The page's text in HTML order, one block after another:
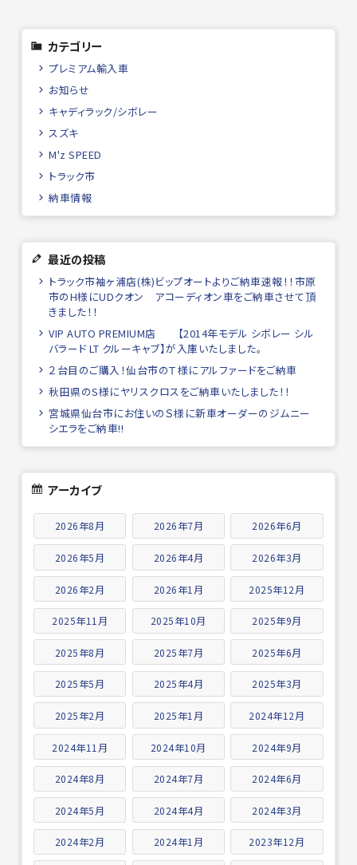
カテゴリー
プレミアム輸入車
お知らせ
キャディラック/シボレー
スズキ
M'z SPEED
トラック市
納車情報
最近の投稿
トラック市袖ヶ浦店(株)ビップオートよりご納車速報！！市原
市のH様にUDクオン アコーディオン車をご納車させて頂
きました！！
VIP AUTO PREMIUM店 【2014年モデル シボレー シル
バラード LT クルーキャブ】が入庫いたしました。
２台目のご購入！仙台市のＴ様にアルファードをご納車
秋田県のS様にヤリスクロスをご納車いたしました！！
宮城県仙台市にお住いのＳ様に新車オーダーのジムニー
シエラをご納車!!
アーカイブ
2026年8月 2026年7月 2026年6月
2026年5月 2026年4月 2026年3月
2026年2月 2026年1月 2025年12月
2025年11月 2025年10月 2025年9月
2025年8月 2025年7月 2025年6月
2025年5月 2025年4月 2025年3月
2025年2月 2025年1月 2024年12月
2024年11月 2024年10月 2024年9月
2024年8月 2024年7月 2024年6月
2024年5月 2024年4月 2024年3月
2024年2月 2024年1月 2023年12月